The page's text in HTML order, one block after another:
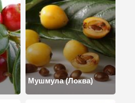
Мушмула (Локва)